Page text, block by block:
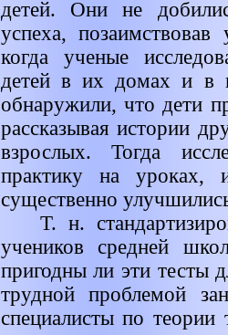
детей. Они не
успеха,
когда ученые
детей в их домах и в
обнаружили, что дети
рассказывая истории
взрослых. Тогда
практику на
существенно
Т. н.
учеников средней
пригодны ли эти тесты
трудной проблемой
специалисты по теории